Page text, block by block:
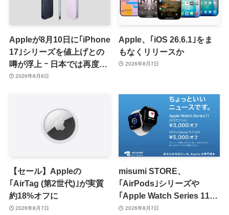
Appleが8月10日に｢iPhone
17｣シリーズを値上げとの
噂が浮上 ｰ 日本では再度値
上げの可能性も?!
2026年8月8日
Apple、｢iOS 26.6.1｣をま
もなくリリースか
2026年8月7日
【セール】Appleの
｢AirTag (第2世代)｣が実質
約18%オフに
2026年8月7日
misumi STORE、
｢AirPods｣シリーズや
｢Apple Watch Series 11｣
のセールを開催中
2026年8月7日